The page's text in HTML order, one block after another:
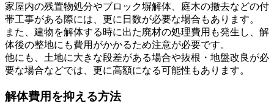
家屋内の残置物処分やブロック塀解体、庭木の撤去などの付
帯工事がある際には、更に日数が必要な場合もあります。
また、建物を解体する時に出た廃材の処理費用も発生し、解
体後の整地にも費用がかかるため注意が必要です。
他にも、土地に大きな段差がある場合や抜根・地盤改良が必
要な場合などでは、更に高額になる可能性もあります。
解体費用を抑える方法